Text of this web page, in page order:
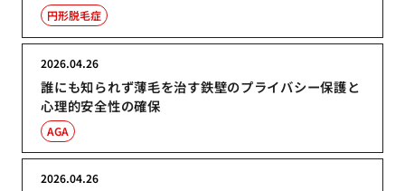
円形脱毛症
誰にも知られず薄毛を治す鉄壁のプライバシー保護と
心理的安全性の確保
2026.04.26
AGA
2026.04.26